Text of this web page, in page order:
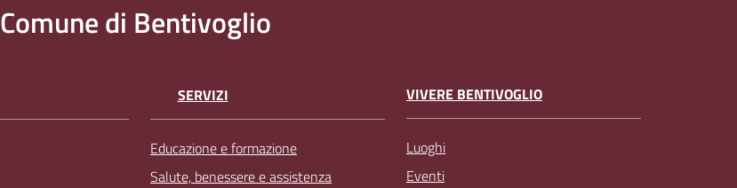
Comune di Bentivoglio
SERVIZI
Educazione e formazione
Salute, benessere e assistenza
VIVERE BENTIVOGLIO
Luoghi
Eventi